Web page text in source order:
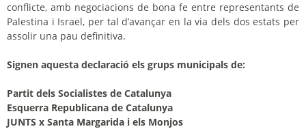
conflicte, amb negociacions de bona fe entre representants de
Palestina i Israel, per tal d’avançar en la via dels dos estats per
assolir una pau definitiva.
Signen aquesta declaració els grups municipals de:
Partit dels Socialistes de Catalunya
Esquerra Republicana de Catalunya
JUNTS x Santa Margarida i els Monjos